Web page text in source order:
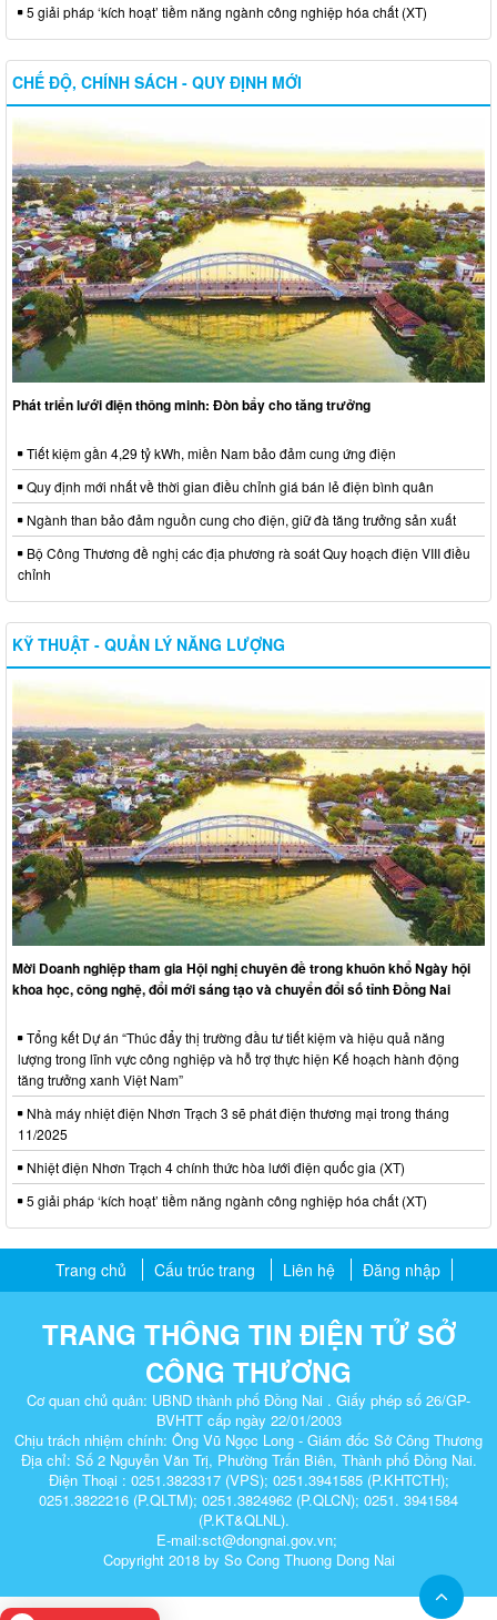
5 giải pháp ‘kích hoạt’ tiềm năng ngành công nghiệp hóa chất (XT)
CHẾ ĐỘ, CHÍNH SÁCH - QUY ĐỊNH MỚI
Phát triển lưới điện thông minh: Đòn bẩy cho tăng trưởng
Tiết kiệm gần 4,29 tỷ kWh, miền Nam bảo đảm cung ứng điện
Quy định mới nhất về thời gian điều chỉnh giá bán lẻ điện bình quân
Ngành than bảo đảm nguồn cung cho điện, giữ đà tăng trưởng sản xuất
Bộ Công Thương đề nghị các địa phương rà soát Quy hoạch điện VIII điều
chỉnh
KỸ THUẬT - QUẢN LÝ NĂNG LƯỢNG
Mời Doanh nghiệp tham gia Hội nghị chuyên đề trong khuôn khổ Ngày hội
khoa học, công nghệ, đổi mới sáng tạo và chuyển đổi số tỉnh Đồng Nai
Tổng kết Dự án “Thúc đẩy thị trường đầu tư tiết kiệm và hiệu quả năng
lượng trong lĩnh vực công nghiệp và hỗ trợ thực hiện Kế hoạch hành động
tăng trưởng xanh Việt Nam”
Nhà máy nhiệt điện Nhơn Trạch 3 sẽ phát điện thương mại trong tháng
11/2025
Nhiệt điện Nhơn Trạch 4 chính thức hòa lưới điện quốc gia (XT)
5 giải pháp ‘kích hoạt’ tiềm năng ngành công nghiệp hóa chất (XT)
Trang chủ Cấu trúc trang Liên hệ Đăng nhập
TRANG THÔNG TIN ĐIỆN TỬ SỞ
CÔNG THƯƠNG
Cơ quan chủ quản: UBND thành phố Đồng Nai . Giấy phép số 26/GP-
BVHTT cấp ngày 22/01/2003
Chịu trách nhiệm chính: Ông Vũ Ngọc Long - Giám đốc Sở Công Thương
Địa chỉ: Số 2 Nguyễn Văn Trị, Phường Trấn Biên, Thành phố Đồng Nai.
Điện Thoại : 0251.3823317 (VPS); 0251.3941585 (P.KHTCTH);
0251.3822216 (P.QLTM); 0251.3824962 (P.QLCN); 0251. 3941584
(P.KT&QLNL).
E-mail:sct@dongnai.gov.vn;
Copyright 2018 by So Cong Thuong Dong Nai​